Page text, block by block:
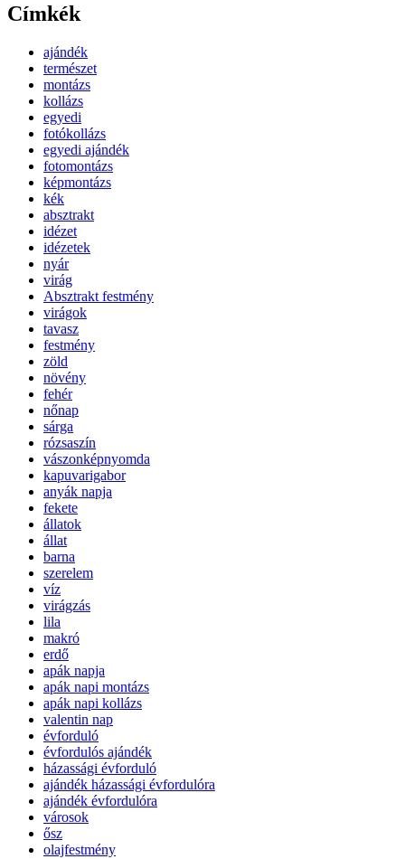
Címkék
ajándék
természet
montázs
kollázs
egyedi
fotókollázs
egyedi ajándék
fotomontázs
képmontázs
kék
absztrakt
idézet
idézetek
nyár
virág
Absztrakt festmény
virágok
tavasz
festmény
zöld
növény
fehér
nőnap
sárga
rózsaszín
vászonképnyomda
kapuvarigabor
anyák napja
fekete
állatok
állat
barna
szerelem
víz
virágzás
lila
makró
erdő
apák napja
apák napi montázs
apák napi kollázs
valentin nap
évforduló
évfordulós ajándék
házassági évforduló
ajándék házassági évfordulóra
ajándék évfordulóra
városok
ősz
olajfestmény